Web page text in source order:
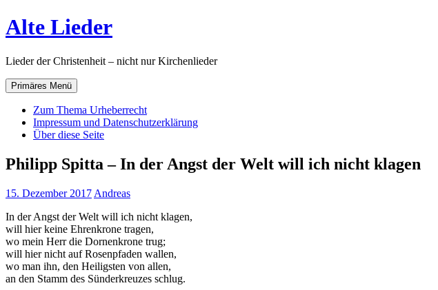
Zum
Inhalt
Alte Lieder
Lieder der Christenheit – nicht nur Kirchenlieder
Primäres Menü
Zum Thema Urheberrecht
Impressum und Datenschutzerklärung
Über diese Seite
Philipp Spitta – In der Angst der Welt will ich nicht klagen
15. Dezember 2017 Andreas
In der Angst der Welt will ich nicht klagen,
will hier keine Ehrenkrone tragen,
wo mein Herr die Dornenkrone trug;
will hier nicht auf Rosenpfaden wallen,
wo man ihn, den Heiligsten von allen,
an den Stamm des Sünderkreuzes schlug.